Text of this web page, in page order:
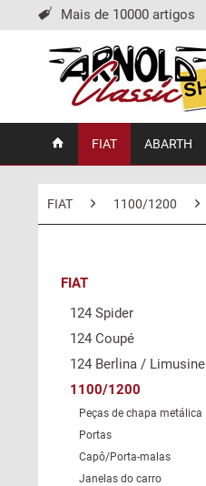
Mais de 10000 artigos
FIAT ABARTH
FIAT 1100/1200
FIAT
124 Spider
124 Coupé
124 Berlina / Limusine
1100/1200
Peças de chapa metálica
Portas
Capô/Porta-malas
Janelas do carro